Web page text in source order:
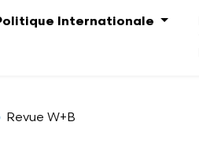
Internationale
Revue W+B